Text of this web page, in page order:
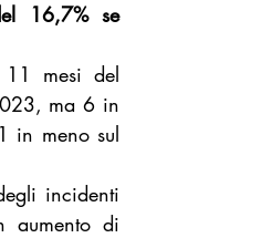
16,7% se
11 mesi del
ma 6 in
in meno sul
incidenti
aumento di